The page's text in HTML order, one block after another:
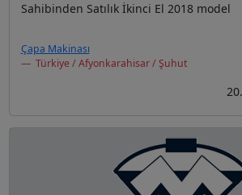
Sahibinden Satılık İkinci El 2018 model
Çapa Makinası
Türkiye / Afyonkarahisar / Şuhut